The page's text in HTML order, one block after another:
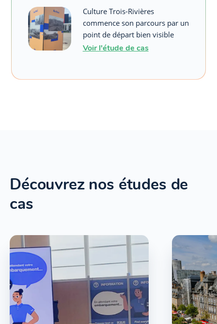
Culture Trois-Rivières
commence son parcours par un
point de départ bien visible
Voir l'étude de cas
Découvrez nos études de
cas